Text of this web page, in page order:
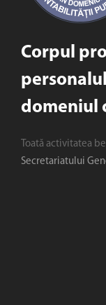
Corpul
domeniul
Toată activitatea
Secretariatului